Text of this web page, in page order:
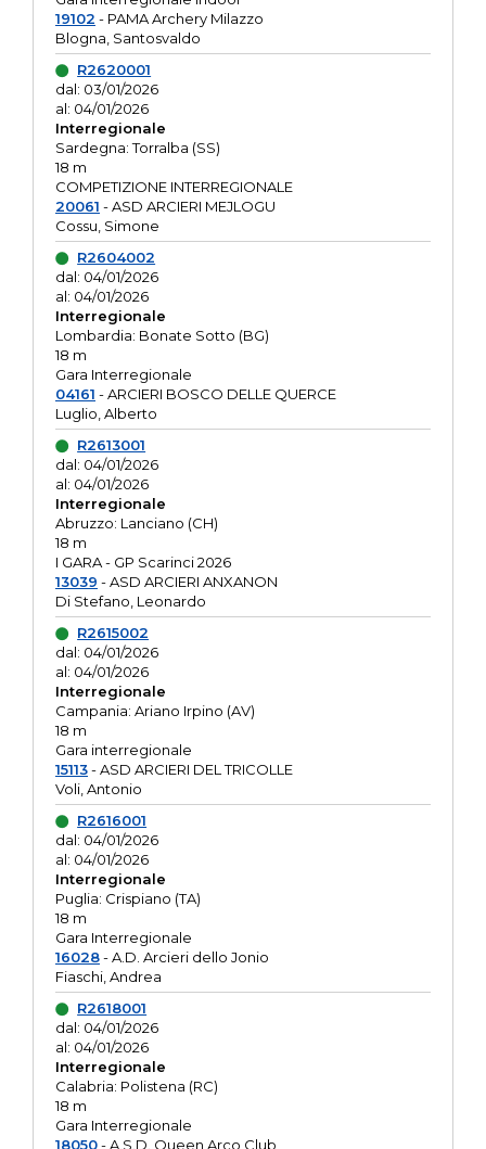
19102 - PAMA Archery Milazzo
Blogna, Santosvaldo
R2620001
dal: 03/01/2026
al: 04/01/2026
Interregionale
Sardegna: Torralba (SS)
18 m
COMPETIZIONE INTERREGIONALE
20061 - ASD ARCIERI MEJLOGU
Cossu, Simone
R2604002
dal: 04/01/2026
al: 04/01/2026
Interregionale
Lombardia: Bonate Sotto (BG)
18 m
Gara Interregionale
04161 - ARCIERI BOSCO DELLE QUERCE
Luglio, Alberto
R2613001
dal: 04/01/2026
al: 04/01/2026
Interregionale
Abruzzo: Lanciano (CH)
18 m
I GARA - GP Scarinci 2026
13039 - ASD ARCIERI ANXANON
Di Stefano, Leonardo
R2615002
dal: 04/01/2026
al: 04/01/2026
Interregionale
Campania: Ariano Irpino (AV)
18 m
Gara interregionale
15113- ASD ARCIERI DEL TRICOLLE
Voli, Antonio
R2616001
dal: 04/01/2026
al: 04/01/2026
Interregionale
Puglia: Crispiano (TA)
18 m
Gara Interregionale
16028- A.D. Arcieri dello Jonio
Fiaschi, Andrea
R2618001
dal: 04/01/2026
al: 04/01/2026
Interregionale
Calabria: Polistena (RC)
18 m
Gara Interregionale
18050- A.S.D. Queen Arco Club